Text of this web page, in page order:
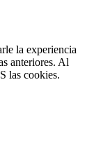
la experiencia
anteriores. Al
las cookies.